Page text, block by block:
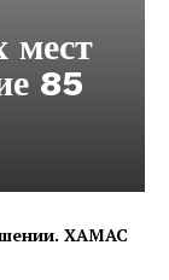
мест
85
ХАМАС